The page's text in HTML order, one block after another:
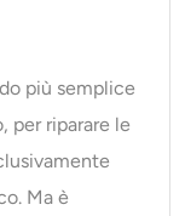
più semplice
per riparare le
Ma è